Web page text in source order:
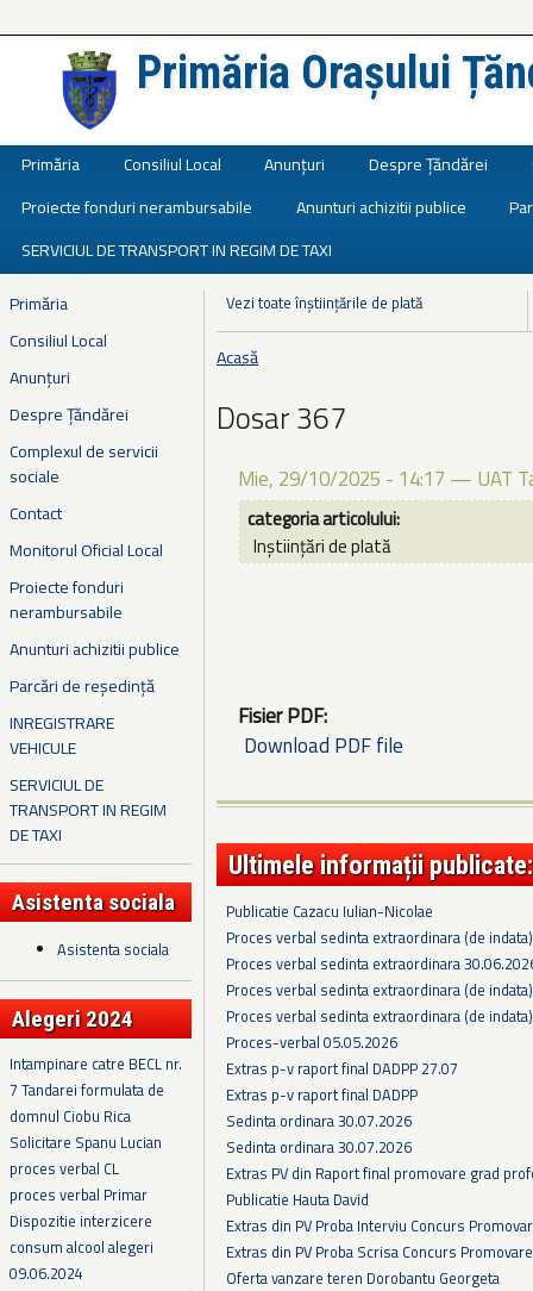
Primăria Orașului
Primăria Consiliul Local Anunțuri Despre Țăndărei
Proiecte fonduri nerambursabile
Anunturi achizitii publice
SERVICIUL DE TRANSPORT IN REGIM DE TAXI
Primăria
Consiliul Local
Anunțuri
Despre Țăndărei
Complexul de servicii
sociale
Contact
Monitorul Oficial Local
Proiecte fonduri
nerambursabile
Anunturi achizitii publice
Parcări de reședință
INREGISTRARE
VEHICULE
SERVICIUL DE
TRANSPORT IN REGIM
DE TAXI
Asistenta sociala
Asistenta sociala
Alegeri 2024
Intampinare catre BECL nr.
7 Tandarei formulata de
domnul Ciobu Rica
Solicitare Spanu Lucian
proces verbal CL
proces verbal Primar
Dispozitie interzicere
consum alcool alegeri
09.06.2024
Vezi toate înștiințările de plată
Eşti aici
Acasă
Dosar 367
Mie, 29/10/2025 - 14:17 — UAT
categoria articolului:
Inștiințări de plată
Fisier PDF:
Download PDF file
Ultimele informații publicate:
Publicatie Cazacu Iulian-Nicolae
Proces verbal sedinta extraordinara (de
Proces verbal sedinta extraordinara
Proces verbal sedinta extraordinara (de
Proces verbal sedinta extraordinara (de
Proces-verbal 05.05.2026
Extras p-v raport final DADPP 27.07
Extras p-v raport final DADPP
Sedinta ordinara 30.07.2026
Sedinta ordinara 30.07.2026
Extras PV din Raport final promovare grad
Publicatie Hauta David
Extras din PV Proba Interviu Concurs
Extras din PV Proba Scrisa Concurs
Oferta vanzare teren Dorobantu Georgeta